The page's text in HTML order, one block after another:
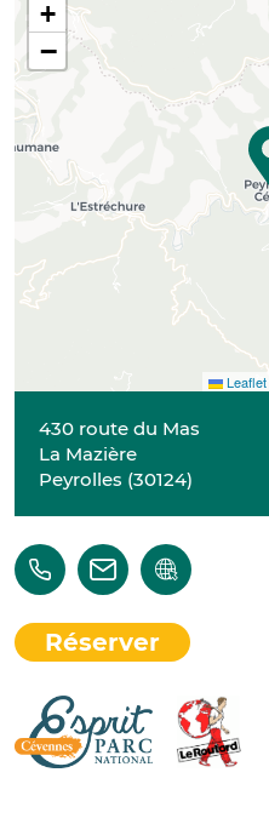
+
−
Leaflet
430 route du Mas
La Mazière
Peyrolles (30124)
Réserver